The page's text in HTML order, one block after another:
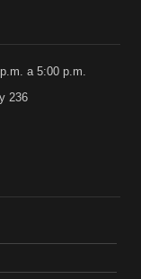
a 5:00 p.m.
236